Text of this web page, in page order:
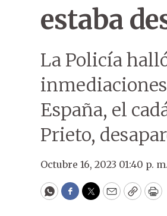
estaba
La Policía
inmediaciones
España, el
Prieto,
Octubre 16, 2023 01:40 p. m.
WhatsApp
Facebook
Twitter
EmailCopy